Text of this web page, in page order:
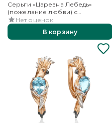
Серьги «Царевна Лебедь»
(пожелание любви) с
английским замком из
комбинированного золота с
топазом
Нет оценок
В корзину